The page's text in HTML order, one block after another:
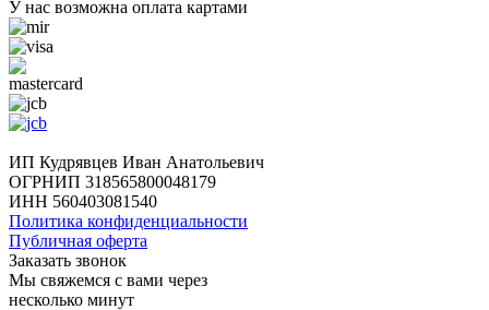
У нас возможна оплата картами
ИП Кудрявцев Иван Анатольевич
ОГРНИП 318565800048179
ИНН 560403081540
Политика конфиденциальности
Публичная оферта
Заказать звонок
Мы свяжемся с вами через
несколько минут